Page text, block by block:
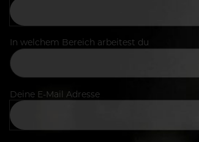
In welchem Bereich arbeitest du
Deine E-Mail Adresse